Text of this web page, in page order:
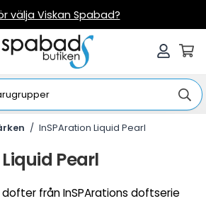
välja Viskan Spabad?
/ InSPAration Liquid Pearl
Pearl
från InSPArations doftserie